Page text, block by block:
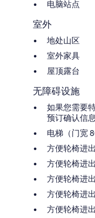
电脑站点
室外
地处山区
室外家具
屋顶露台
无障碍设施
如果您需要
预订确认信
电梯（门宽
方便轮椅进
方便轮椅进
方便轮椅进
方便轮椅进
方便轮椅进